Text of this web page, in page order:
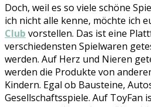
Doch, weil es so viele schöne
ich nicht alle kenne, möchte ich
Club vorstellen. Das ist eine
verschiedensten Spielwaren
werden. Auf Herz und Nieren
werden die Produkte von
Kindern. Egal ob Bausteine,
Gesellschaftsspiele. Auf ToyFan